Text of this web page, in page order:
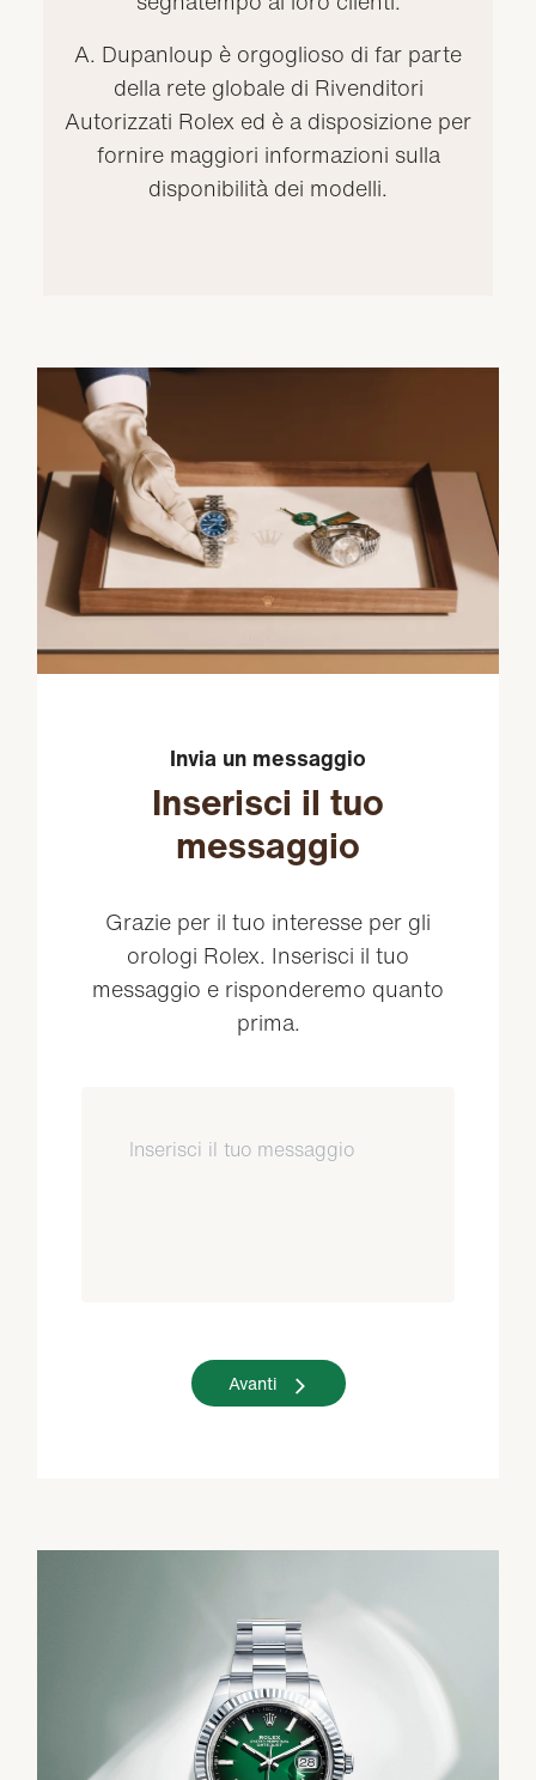
A. Dupanloup è orgoglioso di far parte
della rete globale di Rivenditori
Autorizzati Rolex ed è a disposizione per
fornire maggiori informazioni sulla
disponibilità dei modelli.
Invia un messaggio
Inserisci il tuo
messaggio
Grazie per il tuo interesse per gli
orologi Rolex. Inserisci il tuo
messaggio e risponderemo quanto
prima.
Avanti